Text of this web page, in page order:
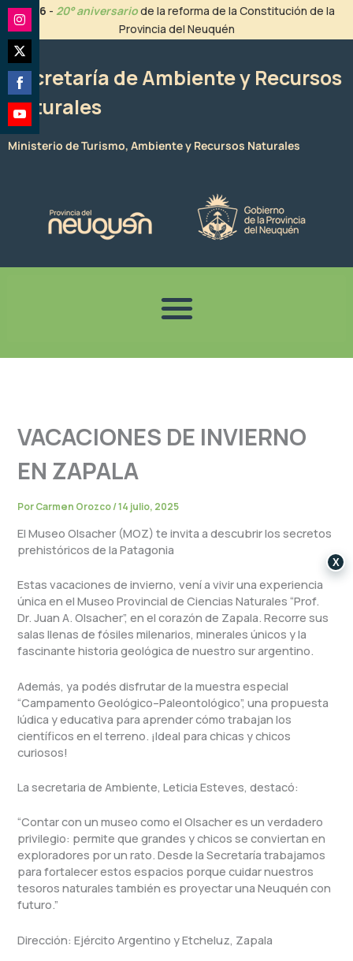
contenido
2026 - 20° aniversariode la reforma de la Constitución de la
Provincia del Neuquén
Secretaría de Ambiente y Recursos
Naturales
Ministerio de Turismo, Ambiente y Recursos Naturales
VACACIONES DE INVIERNO
EN ZAPALA
PorCarmen Orozco/14 julio, 2025
El Museo Olsacher (MOZ) te invita a descubrir los secretos
prehistóricos de la Patagonia
Estas vacaciones de invierno, vení a vivir una experiencia
única en el Museo Provincial de Ciencias Naturales “Prof.
Dr. Juan A. Olsacher”, en el corazón de Zapala. Recorre sus
salas llenas de fósiles milenarios, minerales únicos y la
fascinante historia geológica de nuestro sur argentino.
Además, ya podés disfrutar de la muestra especial
“Campamento Geológico–Paleontológico”, una propuesta
lúdica y educativa para aprender cómo trabajan los
científicos en el terreno. ¡Ideal para chicas y chicos
curiosos!
La secretaria de Ambiente, Leticia Esteves, destacó:
“Contar con un museo como el Olsacher es un verdadero
privilegio: permite que grandes y chicos se conviertan en
exploradores por un rato. Desde la Secretaría trabajamos
para fortalecer estos espacios porque cuidar nuestros
tesoros naturales también es proyectar una Neuquén con
futuro.”
Dirección: Ejército Argentino y Etcheluz, Zapala
Share
on
Instagram
Share
on
Twitter
Share
on
Facebook
Share
on
X